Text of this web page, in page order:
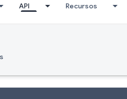
API Recursos